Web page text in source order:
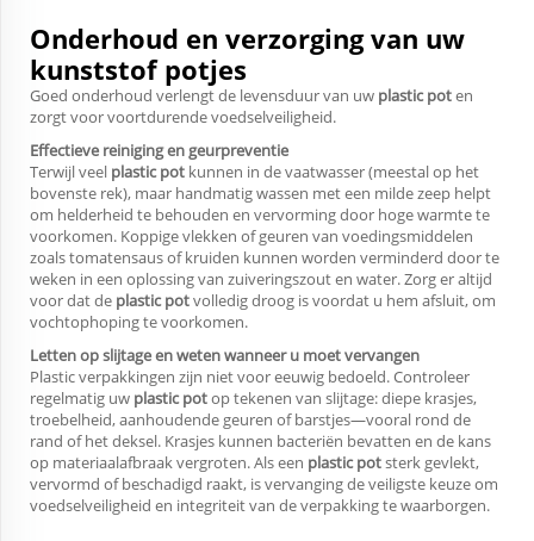
Onderhoud en verzorging van uw
kunststof potjes
Goed onderhoud verlengt de levensduur van uw plastic poten
zorgt voor voortdurende voedselveiligheid.
Effectieve reiniging en geurpreventie
Terwijl veel plastic pot kunnen in de vaatwasser (meestal op het
bovenste rek), maar handmatig wassen met een milde zeep helpt
om helderheid te behouden en vervorming door hoge warmte te
voorkomen. Koppige vlekken of geuren van voedingsmiddelen
zoals tomatensaus of kruiden kunnen worden verminderd door te
weken in een oplossing van zuiveringszout en water. Zorg er altijd
voor dat de plastic potvolledig droog is voordat u hem afsluit, om
vochtophoping te voorkomen.
Letten op slijtage en weten wanneer u moet vervangen
Plastic verpakkingen zijn niet voor eeuwig bedoeld. Controleer
regelmatig uw plastic potop tekenen van slijtage: diepe krasjes,
troebelheid, aanhoudende geuren of barstjes—vooral rond de
rand of het deksel. Krasjes kunnen bacteriën bevatten en de kans
op materiaalafbraak vergroten. Als een plastic potsterk gevlekt,
vervormd of beschadigd raakt, is vervanging de veiligste keuze om
voedselveiligheid en integriteit van de verpakking te waarborgen.